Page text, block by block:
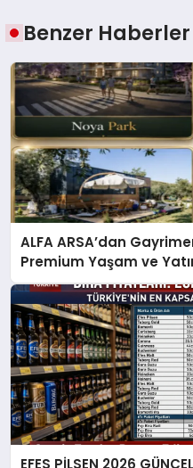
Benzer Haberler
ALFA ARSA’dan
Premium Yaşam ve
EFES PİLSEN 2026